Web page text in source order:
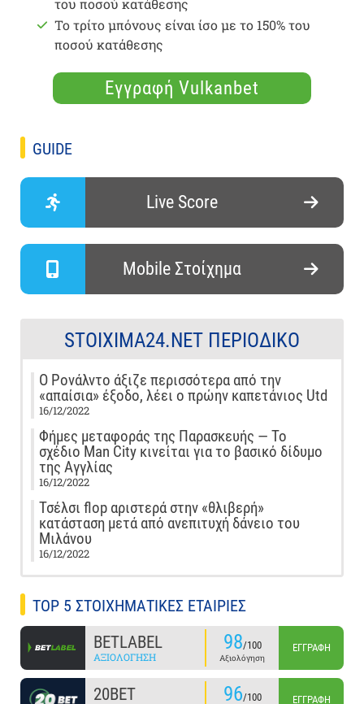
του ποσού κατάθεσης
Το τρίτο μπόνους είναι ίσο με το 150% του
ποσού κατάθεσης
Εγγραφή Vulkanbet
GUIDE
Live Score
Mobile Στοίχημα
STOIXIMA24.NET ΠΕΡΙΟΔΙΚΌ
Ο Ρονάλντο άξιζε περισσότερα από την
«απαίσια» έξοδο, λέει ο πρώην καπετάνιος Utd
16/12/2022
Φήμες μεταφοράς της Παρασκευής — Το
σχέδιο Man City κινείται για το βασικό δίδυμο
της Αγγλίας
16/12/2022
Τσέλσι flop αριστερά στην «θλιβερή»
κατάσταση μετά από ανεπιτυχή δάνειο του
Μιλάνου
16/12/2022
TOP 5 ΣΤΟΙΧΗΜΑΤΙΚΕΣ ΕΤΑΙΡΙΕΣ
BETLABEL
ΑΞΙΟΛΌΓΗΣΗ
98/100
Αξιολόγηση
ΕΓΓΡΑΦΉ
20BET 96/100 ΕΓΓΡΑΦΉ